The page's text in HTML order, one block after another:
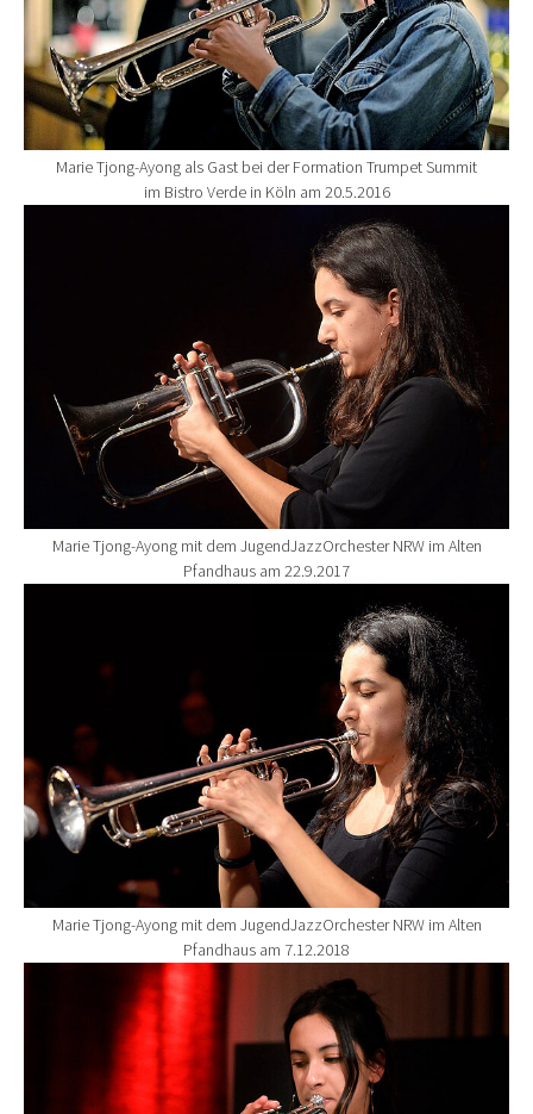
Marie Tjong-Ayong als Gast bei der Formation Trumpet Summit
im Bistro Verde in Köln am 20.5.2016
Marie Tjong-Ayong mit dem JugendJazzOrchester NRW im Alten
Pfandhaus am 22.9.2017
Marie Tjong-Ayong mit dem JugendJazzOrchester NRW im Alten
Pfandhaus am 7.12.2018
Show larger version for: